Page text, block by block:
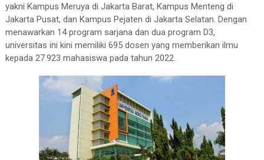
yakni Kampus Meruya di Jakarta Barat, Kampus Menteng di
Jakarta Pusat, dan Kampus Pejaten di Jakarta Selatan. Dengan
menawarkan 14 program sarjana dan dua program D3,
universitas ini kini memiliki 695 dosen yang memberikan ilmu
kepada 27.923 mahasiswa pada tahun 2022.